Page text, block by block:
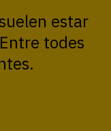
estar
todes